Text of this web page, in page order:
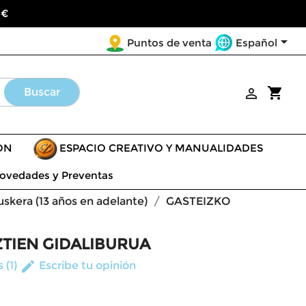
Puntos de venta Español
Buscar shopping_cart

ESPACIO CREATIVO Y MANUALIDADES
y Preventas
(13 años en adelante)
GASTEIZKO
GIDALIBURUA
(1) edit Escribe tu opinión